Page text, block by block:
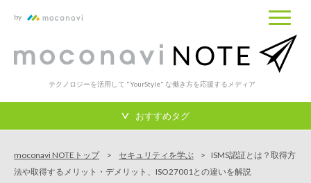
テクノロジーを活用して "YourStyle" な働き方を応援するメディア
by
おすすめタグ
moconavi NOTEトップ セキュリティを学ぶ
ISMS認証とは？取得方
法や取得するメリット・デメリット、ISO27001との違いを解説